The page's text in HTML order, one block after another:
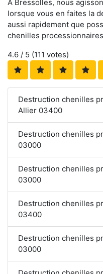
À Bressolles, nous
lorsque vous en faites la
aussi rapidement que
chenilles
4.6 / 5 (111 votes)
Destruction chenilles
Allier 03400
Destruction chenilles
03000
Destruction chenilles
03000
Destruction chenilles
03400
Destruction chenilles
03000